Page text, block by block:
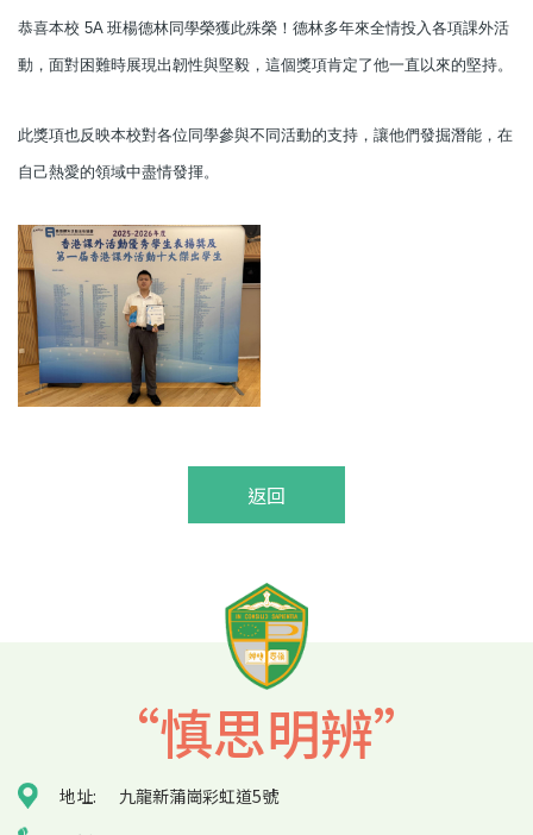
恭喜本校 5A 班楊德林同學榮獲此殊榮！德林多年來全情投入各項課外活
動，面對困難時展現出韌性與堅毅，這個獎項肯定了他一直以來的堅持。
此獎項也反映本校對各位同學參與不同活動的支持，讓他們發掘潛能，在
自己熱愛的領域中盡情發揮。
返回
“慎思明辨”
地址:
九龍新蒲崗彩虹道5號